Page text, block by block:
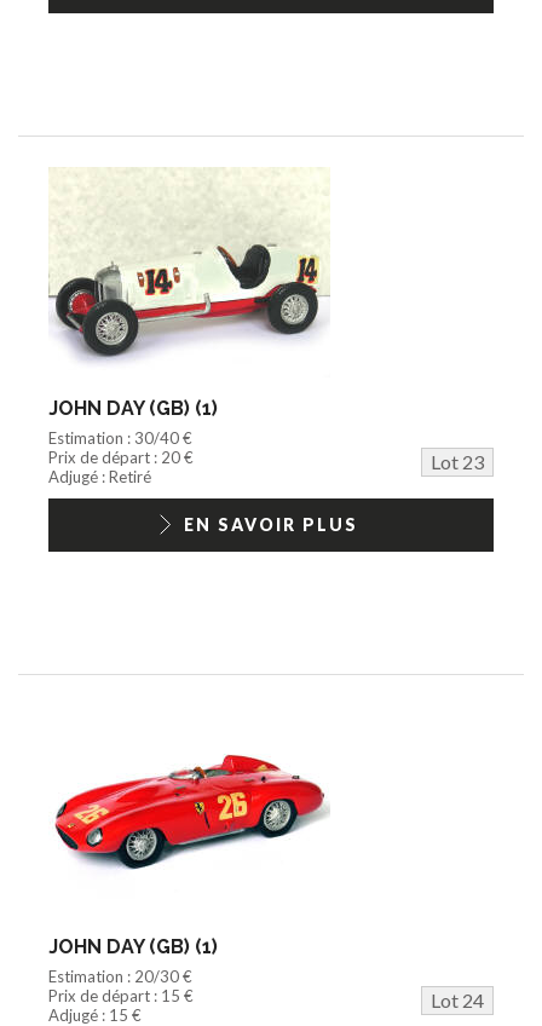
JOHN DAY (GB) (1)
Estimation : 30/40 €
Prix de départ : 20 €
Lot 23
Adjugé : Retiré
EN SAVOIR PLUS
JOHN DAY (GB) (1)
Estimation : 20/30 €
Prix de départ : 15 €
Lot 24
Adjugé : 15 €